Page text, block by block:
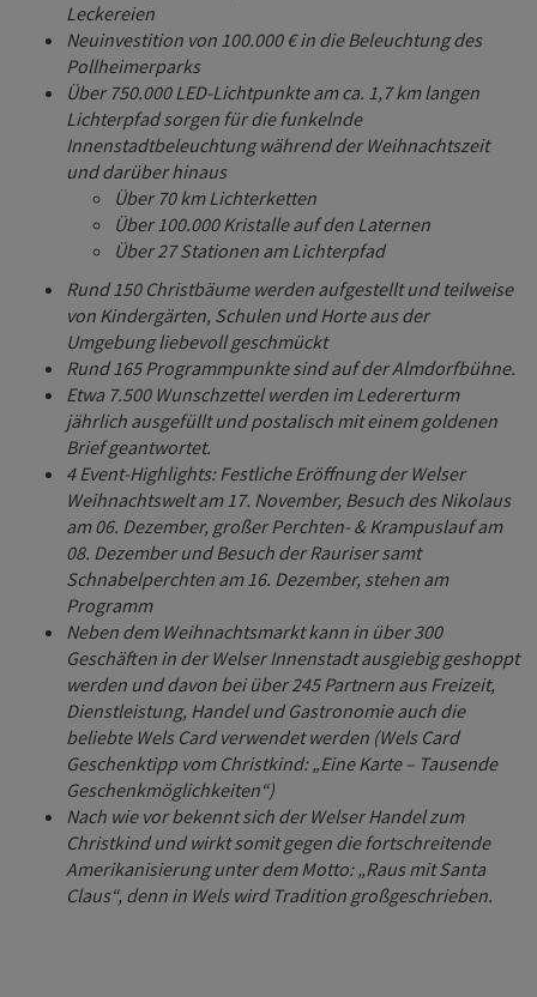
Leckereien
Neuinvestition von 100.000 € in die Beleuchtung des
Pollheimerparks
Über 750.000 LED-Lichtpunkte am ca. 1,7 km langen
Lichterpfad sorgen für die funkelnde
Innenstadtbeleuchtung während der Weihnachtszeit
und darüber hinaus
Über 70 km Lichterketten
Über 100.000 Kristalle auf den Laternen
Über 27 Stationen am Lichterpfad
Rund 150 Christbäume werden aufgestellt und teilweise
von Kindergärten, Schulen und Horte aus der
Umgebung liebevoll geschmückt
Rund 165 Programmpunkte sind auf der Almdorfbühne.
Etwa 7.500 Wunschzettel werden im Ledererturm
jährlich ausgefüllt und postalisch mit einem goldenen
Brief geantwortet.
4 Event-Highlights: Festliche Eröffnung der Welser
Weihnachtswelt am 17. November, Besuch des Nikolaus
am 06. Dezember, großer Perchten- & Krampuslauf am
08. Dezember und Besuch der Rauriser samt
Schnabelperchten am 16. Dezember, stehen am
Programm
Neben dem Weihnachtsmarkt kann in über 300
Geschäften in der Welser Innenstadt ausgiebig geshoppt
werden und davon bei über 245 Partnern aus Freizeit,
Dienstleistung, Handel und Gastronomie auch die
beliebte Wels Card verwendet werden (Wels Card
Geschenktipp vom Christkind: „Eine Karte – Tausende
Geschenkmöglichkeiten“)
Nach wie vor bekennt sich der Welser Handel zum
Christkind und wirkt somit gegen die fortschreitende
Amerikanisierung unter dem Motto: „Raus mit Santa
Claus“, denn in Wels wird Tradition großgeschrieben.